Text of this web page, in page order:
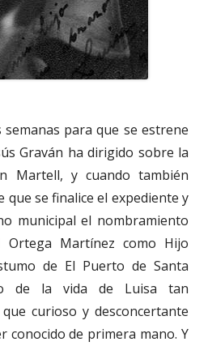
semanas para que se estrene
Graván ha dirigido sobre la
Martell, y cuando también
que se finalice el expediente y
municipal el nombramiento
Martínez como Hijo
de El Puerto de Santa
de la vida de Luisa tan
curioso y desconcertante
conocido de primera mano. Y